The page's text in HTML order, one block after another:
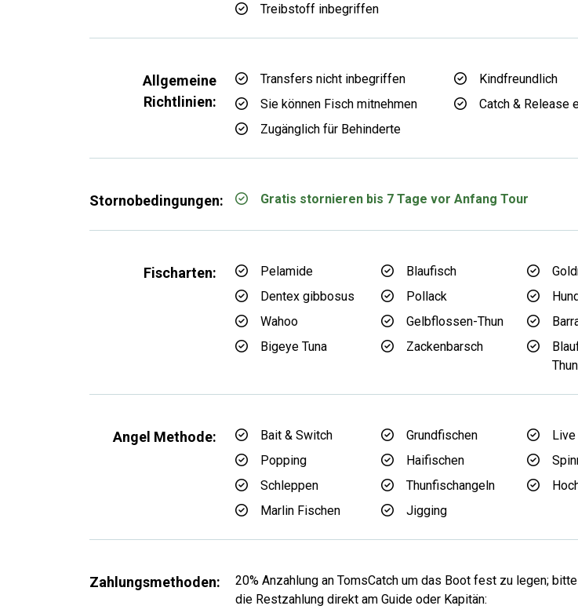
Treibstoff inbegriffen
Allgemeine
Richtlinien:
Transfers nicht inbegriffen
Kindfreundlich
Sie können Fisch mitnehmen
Catch & Release
Zugänglich für Behinderte
Stornobedingungen: Gratis stornieren bis 7 Tage vor Anfang Tour
Fischarten: Pelamide Blaufisch
Dentex gibbosus
Pollack
Wahoo
Gelbflossen-Thun
Bigeye Tuna
Zackenbarsch
Angel Methode: Bait & Switch Grundfischen
Popping
Haifischen
Schleppen
Thunfischangeln
Marlin Fischen
Jigging
Zahlungsmethoden:
20% Anzahlung an TomsCatch um das Boot fest zu legen;
die Restzahlung direkt am Guide oder Kapitän: